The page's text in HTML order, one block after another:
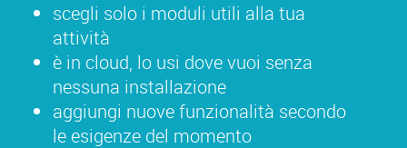
scegli solo i moduli utili alla tua
attività
è in cloud, lo usi dove vuoi senza
nessuna installazione
aggiungi nuove funzionalità secondo
le esigenze del momento